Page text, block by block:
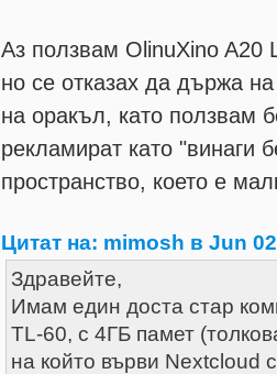
Аз ползвам OlinuXino
но се отказах да държа
на оракъл, като ползвам
рекламират като "винаги
пространство, което е
Цитат на: mimosh в Jun
Здравейте,
Имам един доста стар
TL-60, с 4ГБ памет
на който върви Nextcloud